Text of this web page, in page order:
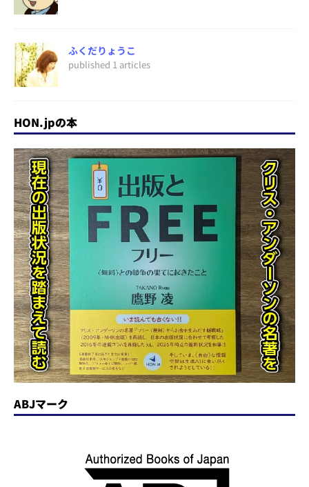
ふくだりょうこ
published 1 articles
HON.jpの本
ABJマーク